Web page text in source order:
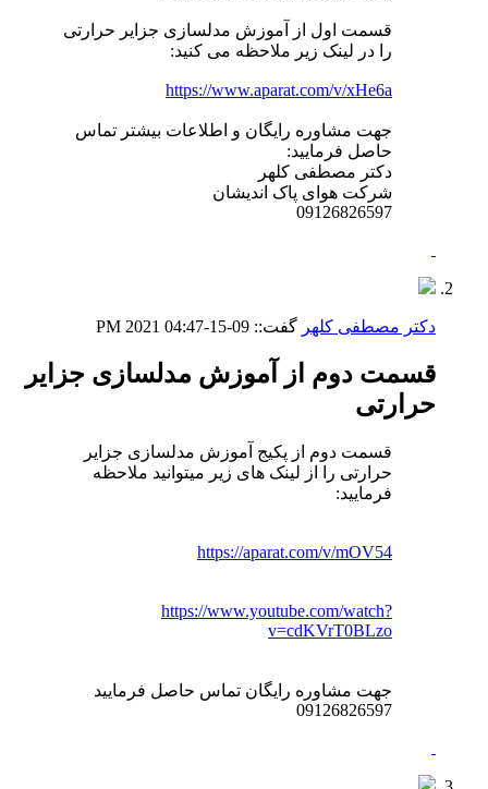
قسمت اول از آموزش مدلسازی جزایر حرارتی
را در لینک زیر ملاحظه می کنید:
https://www.aparat.com/v/xHe6a
جهت مشاوره رایگان و اطلاعات بیشتر تماس
حاصل فرمایید:
دکتر مصطفی کلهر
شرکت هوای پاک اندیشان
09126826597
دکتر مصطفی کلهر گفت:: 09-15-2021
04:47 PM
قسمت دوم از آموزش مدلسازی جزایر
حرارتی
قسمت دوم از پکیج آموزش مدلسازی جزایر
حرارتی را از لینک های زیر میتوانید ملاحظه
فرمایید:
https://aparat.com/v/mOV54
https://www.youtube.com/watch?
v=cdKVrT0BLzo
جهت مشاوره رایگان تماس حاصل فرمایید
09126826597